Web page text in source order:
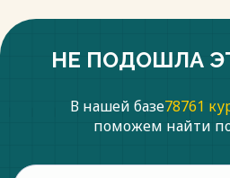
НЕ ПОДОШЛА
В нашей базе78761
поможем найти